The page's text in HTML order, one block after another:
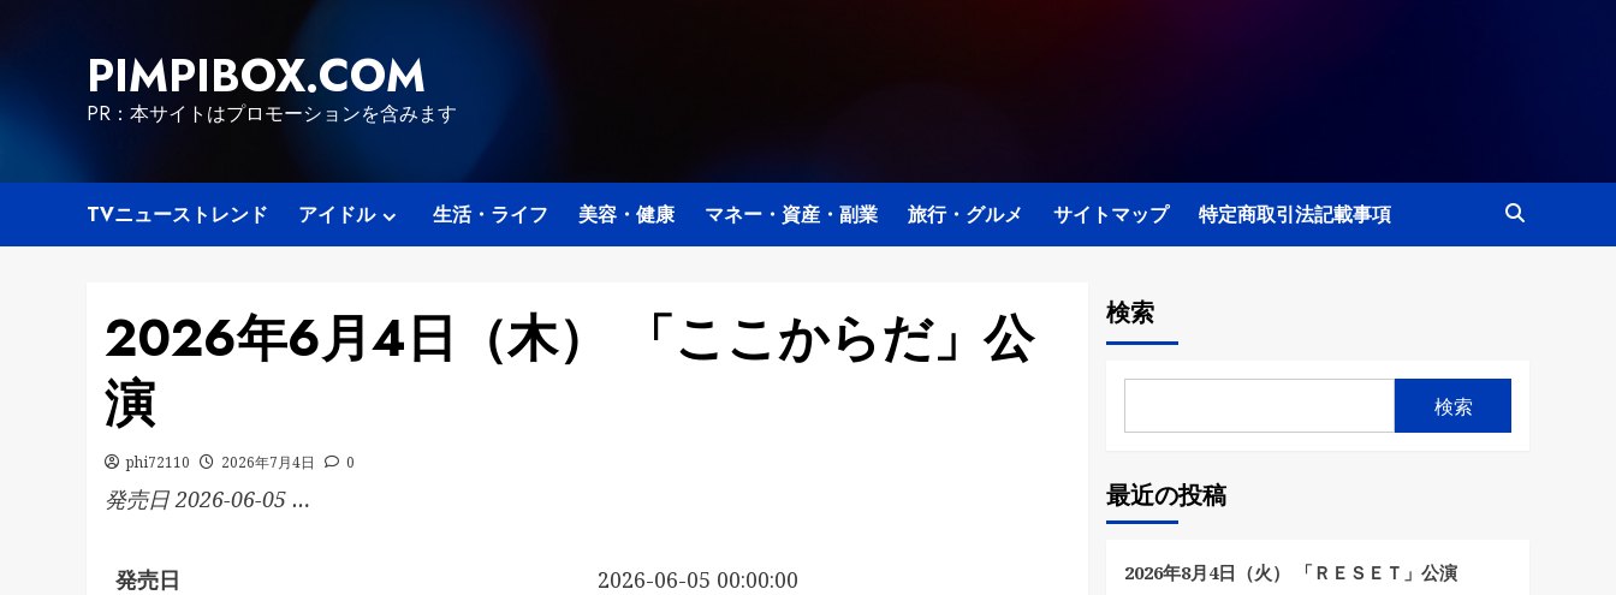
PIMPIBOX.COM
PR：本サイトはプロモーションを含みます
TVニューストレンド アイドル 生活・ライフ 美容・健康 マネー・資産・副業 旅行・グルメ サイトマップ 特定商取引法記載事項
2026年6月4日（木） 「ここからだ」公
演
phi72110 2026年7月4日 0
発売日 2026-06-05 …
発売日
2026-06-05 00:00:00
検索
検索
最近の投稿
2026年8月4日（火） 「ＲＥＳＥＴ」公演